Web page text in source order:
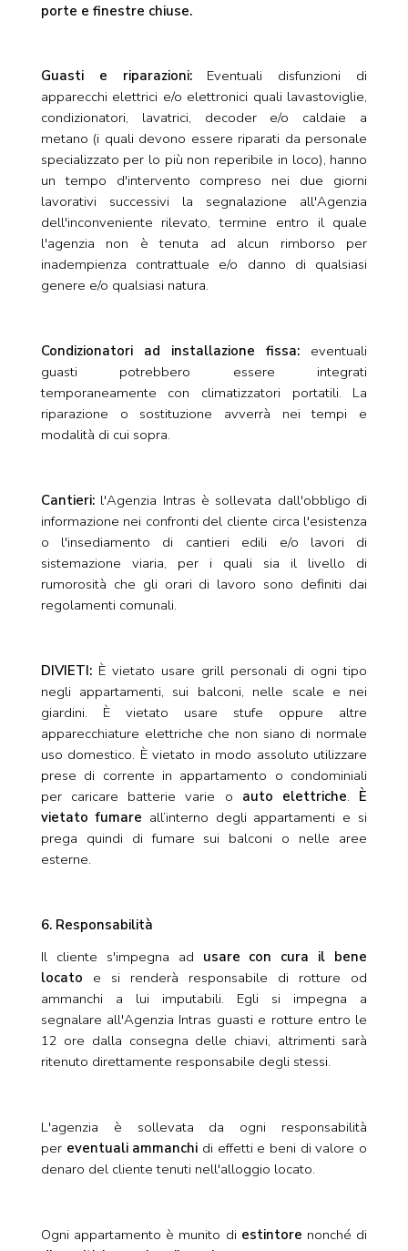
porte e finestre chiuse.
Guasti e riparazioni:Eventuali disfunzioni di
apparecchi elettrici e/o elettronici quali lavastoviglie,
condizionatori, lavatrici, decoder e/o caldaie a
metano (i quali devono essere riparati da personale
specializzato per lo più non reperibile in loco), hanno
un tempo d'intervento compreso nei due giorni
lavorativi successivi la segnalazione all'Agenzia
dell'inconveniente rilevato, termine entro il quale
l'agenzia non è tenuta ad alcun rimborso per
inadempienza contrattuale e/o danno di qualsiasi
genere e/o qualsiasi natura.
Condizionatori ad installazione fissa: eventuali
guasti potrebbero essere integrati
temporaneamente con climatizzatori portatili. La
riparazione o sostituzione avverrà nei tempi e
modalità di cui sopra.
Cantieri:l'Agenzia Intras è sollevata dall'obbligo di
informazione nei confronti del cliente circa l'esistenza
o l'insediamento di cantieri edili e/o lavori di
sistemazione viaria, per i quali sia il livello di
rumorosità che gli orari di lavoro sono definiti dai
regolamenti comunali.
DIVIETI:È vietato usare grill personali di ogni tipo
negli appartamenti, sui balconi, nelle scale e nei
giardini. È vietato usare stufe oppure altre
apparecchiature elettriche che non siano di normale
uso domestico. È vietato in modo assoluto utilizzare
prese di corrente in appartamento o condominiali
per caricare batterie varie o auto elettriche. È
vietato fumare all’interno degli appartamenti e si
prega quindi di fumare sui balconi o nelle aree
esterne.
6. Responsabilità
Il cliente s'impegna ad usare con cura il bene
locato e si renderà responsabile di rotture od
ammanchi a lui imputabili. Egli si impegna a
segnalare all'Agenzia Intras guasti e rotture entro le
12 ore dalla consegna delle chiavi, altrimenti sarà
ritenuto direttamente responsabile degli stessi.
L'agenzia è sollevata da ogni responsabilità
per eventuali ammanchi di effetti e beni di valore o
denaro del cliente tenuti nell'alloggio locato.
Ogni appartamento è munito di estintore nonché di